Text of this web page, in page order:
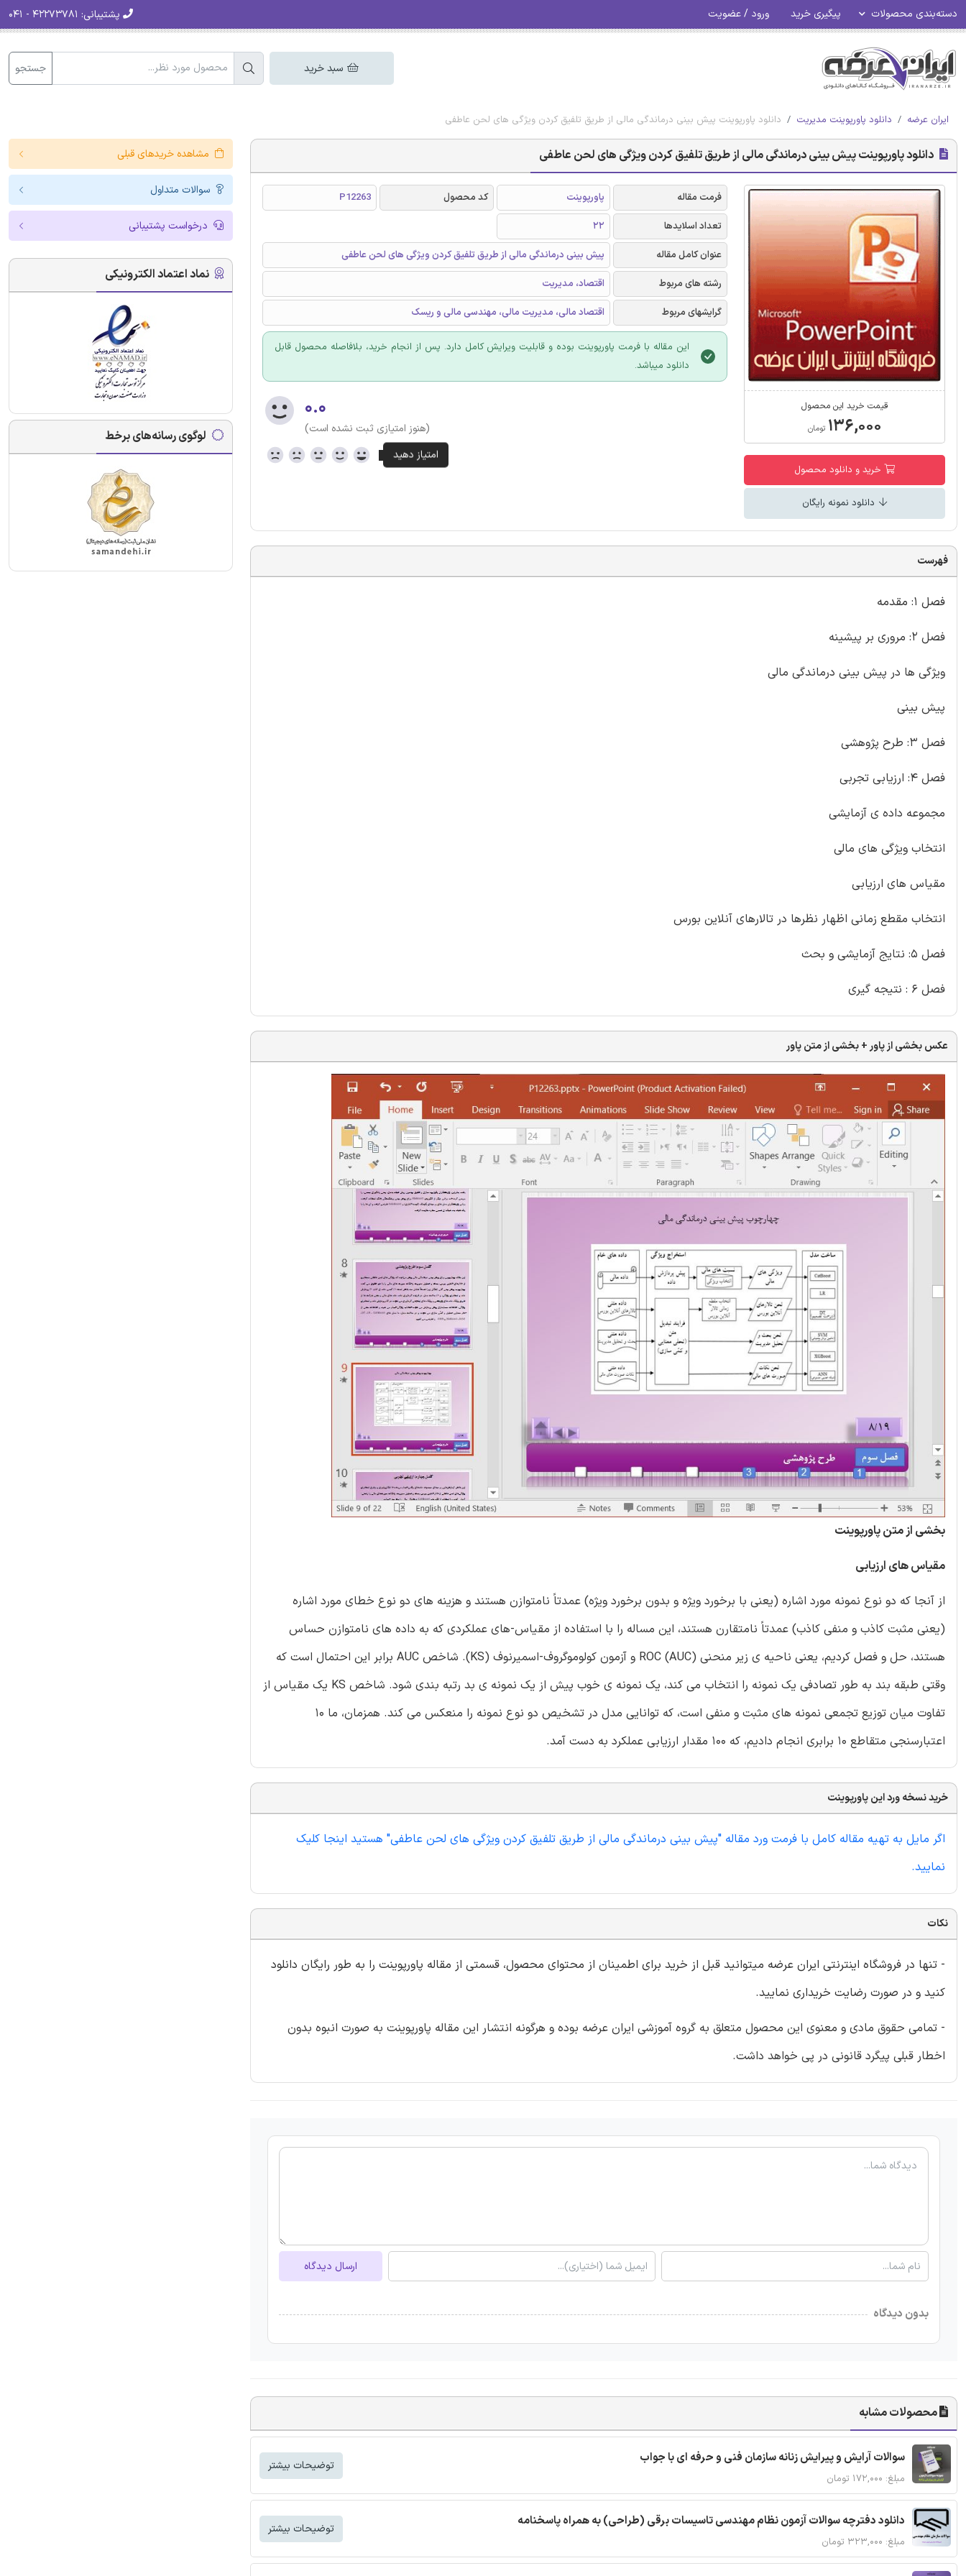
دسته‌بندی محصولات پیگیری خرید ورود / عضویت پشتیبانی:
سبد خرید جستجو
ایران عرضه دانلود پاورپوینت مدیریت دانلود پاورپوینت پیش بینی درماندگی مالی از طریق تلفیق کردن ویژگی های لحن عاطفی
دانلود پاورپوینت پیش بینی درماندگی مالی از طریق تلفیق کردن ویژگی های لحن عاطفی
قیمت خرید این محصول
۱۳۶,۰۰۰ تومان
خرید و دانلود محصول
دانلود نمونه رایگان
فرمت مقاله پاورپوینت کد محصول
P12263
تعداد اسلایدها
22
عنوان کامل مقاله
پیش بینی درماندگی مالی از طریق تلفیق کردن ویژگی های لحن عاطفی
رشته های مربوط
اقتصاد، مدیریت
گرایشهای مربوط
اقتصاد مالی، مدیریت مالی، مهندسی مالی و ریسک
این مقاله با فرمت پاورپوینت بوده و قابلیت ویرایش کامل دارد. پس از انجام خرید، بلافاصله محصول قابل
دانلود میباشد.
۰.۰
(هنوز امتیازی ثبت نشده است)
فهرست
فصل 1: مقدمه
فصل 2: مروری بر پیشینه
ویژگی ها در پیش بینی درماندگی مالی
پیش بینی
فصل 3: طرح پژوهشی
فصل 4: ارزیابی تجربی
مجموعه داده ی آزمایشی
انتخاب ویژگی های مالی
مقیاس های ارزیابی
انتخاب مقطع زمانی اظهار نظرها در تالارهای آنلاین بورس
فصل 5: نتایج آزمایشی و بحث
فصل 6 : نتیجه گیری
عکس بخشی از پاور + بخشی از متن پاور
بخشی از متن پاورپوینت
مقیاس های ارزیابی
از آنجا که دو نوع نمونه مورد اشاره (یعنی با برخورد ویژه و بدون برخورد ویژه) عمدتاً نامتوازن هستند و هزینه های دو نوع خطای مورد اشاره
(یعنی مثبت کاذب و منفی کاذب) عمدتاً نامتقارن هستند، این مساله را با استفاده از مقیاس-های عملکردی که به داده های نامتوازن حساس
هستند، حل و فصل کردیم، یعنی ناحیه ی زیر منحنی ROC (AUC) و آزمون کولوموگروف-اسمیرنوف (KS). شاخص AUC برابر این احتمال است که
وقتی طبقه بند به طور تصادفی یک نمونه را انتخاب می کند، یک نمونه ی خوب پیش از یک نمونه ی بد رتبه بندی شود. شاخص KS یک مقیاس از
تفاوت میان توزیع تجمعی نمونه های مثبت و منفی است، که توانایی مدل در تشخیص دو نوع نمونه را منعکس می کند. همزمان، ما 10
اعتبارسنجی متقاطع 10 برابری انجام دادیم، که 100 مقدار ارزیابی عملکرد به دست آمد.
خرید نسخه ورد این پاورپوینت
اگر مایل به تهیه مقاله کامل با فرمت ورد مقاله "پیش بینی درماندگی مالی از طریق تلفیق کردن ویژگی های لحن عاطفی" هستید اینجا کلیک
نمایید.
نکات
- تنها در فروشگاه اینترنتی ایران عرضه میتوانید قبل از خرید برای اطمینان از محتوای محصول، قسمتی از مقاله پاورپوینت را به طور رایگان دانلود
کنید و در صورت رضایت خریداری نمایید.
- تمامی حقوق مادی و معنوی این محصول متعلق به گروه آموزشی ایران عرضه بوده و هرگونه انتشار این مقاله پاورپوینت به صورت انبوه بدون
اخطار قبلی پیگرد قانونی در پی خواهد داشت.
ارسال دیدگاه
بدون دیدگاه
محصولات مشابه
سوالات آرایش و پیرایش زنانه سازمان فنی و حرفه ای با جواب
مبلغ: ۱۷۲,۰۰۰ تومان
توضیحات بیشتر
دانلود دفترچه سوالات آزمون نظام مهندسی تاسیسات برقی (طراحی) به همراه پاسخنامه
مبلغ: ۳۲۳,۰۰۰ تومان
توضیحات بیشتر
مشاهده خریدهای قبلی
سوالات متداول
درخواست پشتیبانی
نماد اعتماد الکترونیکی
لوگوی رسانه‌های برخط